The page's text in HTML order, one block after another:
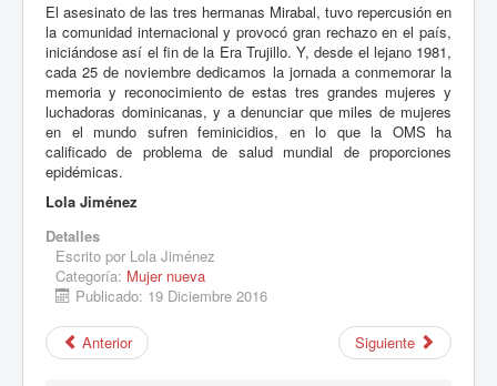
El asesinato de las tres hermanas Mirabal, tuvo repercusión en
la comunidad internacional y provocó gran rechazo en el país,
iniciándose así el fin de la Era Trujillo. Y, desde el lejano 1981,
cada 25 de noviembre dedicamos la jornada a conmemorar la
memoria y reconocimiento de estas tres grandes mujeres y
luchadoras dominicanas, y a denunciar que miles de mujeres
en el mundo sufren feminicidios, en lo que la OMS ha
calificado de problema de salud mundial de proporciones
epidémicas.
Lola Jiménez
Detalles
Escrito por Lola Jiménez
Categoría: Mujer nueva
Publicado: 19 Diciembre 2016
Anterior Siguiente